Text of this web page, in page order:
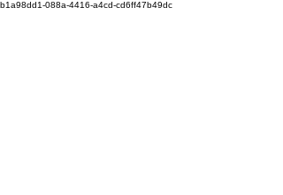
b1a98dd1-088a-4416-a4cd-cd6ff47b49dc